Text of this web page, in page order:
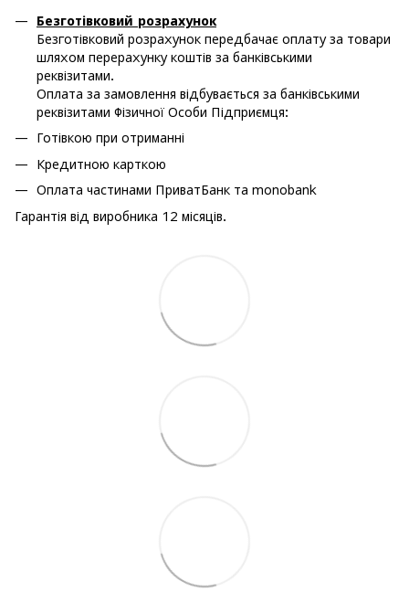
Безготівковий розрахунок
Безготівковий розрахунок передбачає оплату за товари
шляхом перерахунку коштів за банківськими
реквізитами.
Оплата за замовлення відбувається за банківськими
реквізитами Фізичної Особи Підприємця:
Готівкою при отриманні
Кредитною карткою
Оплата частинами ПриватБанк та monobank
Гарантія від виробника 12 місяців.